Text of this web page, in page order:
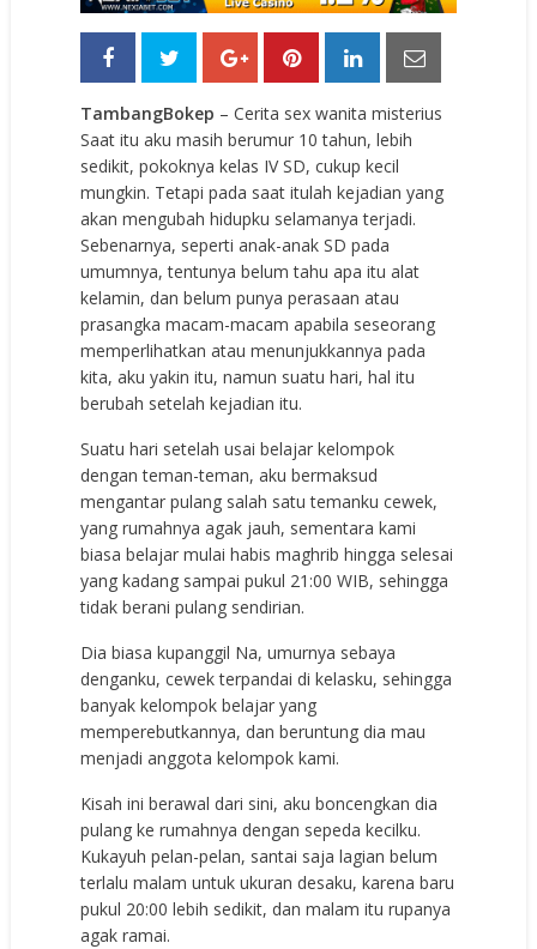
TambangBokep – Cerita sex wanita misterius
Saat itu aku masih berumur 10 tahun, lebih
sedikit, pokoknya kelas IV SD, cukup kecil
mungkin. Tetapi pada saat itulah kejadian yang
akan mengubah hidupku selamanya terjadi.
Sebenarnya, seperti anak-anak SD pada
umumnya, tentunya belum tahu apa itu alat
kelamin, dan belum punya perasaan atau
prasangka macam-macam apabila seseorang
memperlihatkan atau menunjukkannya pada
kita, aku yakin itu, namun suatu hari, hal itu
berubah setelah kejadian itu.
Suatu hari setelah usai belajar kelompok
dengan teman-teman, aku bermaksud
mengantar pulang salah satu temanku cewek,
yang rumahnya agak jauh, sementara kami
biasa belajar mulai habis maghrib hingga selesai
yang kadang sampai pukul 21:00 WIB, sehingga
tidak berani pulang sendirian.
Dia biasa kupanggil Na, umurnya sebaya
denganku, cewek terpandai di kelasku, sehingga
banyak kelompok belajar yang
memperebutkannya, dan beruntung dia mau
menjadi anggota kelompok kami.
Kisah ini berawal dari sini, aku boncengkan dia
pulang ke rumahnya dengan sepeda kecilku.
Kukayuh pelan-pelan, santai saja lagian belum
terlalu malam untuk ukuran desaku, karena baru
pukul 20:00 lebih sedikit, dan malam itu rupanya
agak ramai.